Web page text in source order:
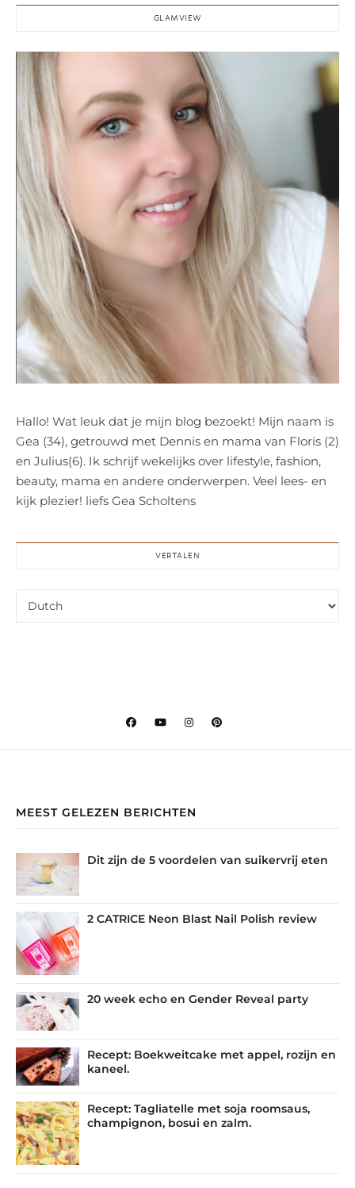
GLAMVIEW
Hallo! Wat leuk dat je mijn blog bezoekt! Mijn naam is
Gea (34), getrouwd met Dennis en mama van Floris (2)
en Julius(6). Ik schrijf wekelijks over lifestyle, fashion,
beauty, mama en andere onderwerpen. Veel lees- en
kijk plezier! liefs Gea Scholtens
VERTALEN
MEEST GELEZEN BERICHTEN
Dit zijn de 5 voordelen van suikervrij eten
2 CATRICE Neon Blast Nail Polish review
20 week echo en Gender Reveal party
Recept: Boekweitcake met appel, rozijn en
kaneel.
Recept: Tagliatelle met soja roomsaus,
champignon, bosui en zalm.